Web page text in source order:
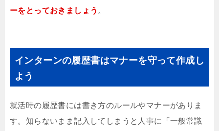
ーをとっておきましょう 。
インターンの履歴書はマナーを守って作成し
よう
就活時の履歴書には書き方のルールやマナーがありま
す。知らないまま記入してしまうと人事に「一般常識